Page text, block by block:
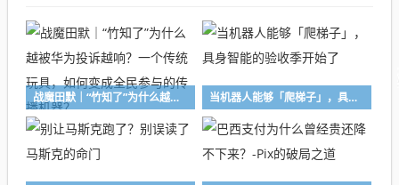
战魔田默｜“竹知了”为什么越被华为投诉越响？一个传统玩具，如何变成全民参与的传播机器？ 当机器人能够「爬梯子」，具身智能的验收季开始了